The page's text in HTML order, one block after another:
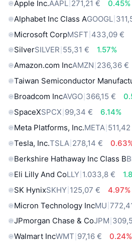
Apple Inc.AAPL 271,21 €
0.45%
Alphabet Inc Class AGOOGL
Microsoft CorpMSFT 433,09 €
SilverSILVER 55,31 €
1.57%
Amazon.com IncAMZN 236,36 €
Taiwan Semiconductor
Broadcom IncAVGO 366,15 €
SpaceXSPCX 99,34 €
6.14%
Meta Platforms, Inc.META
Tesla, Inc.TSLA 278,14 €
Berkshire Hathaway Inc Class B
Eli Lilly And CoLLY 1.033,8 €
SK HynixSKHY 125,07 €
4.97%
Micron Technology IncMU
JPmorgan Chase & CoJPM
Walmart IncWMT 97,16 € 0.24%